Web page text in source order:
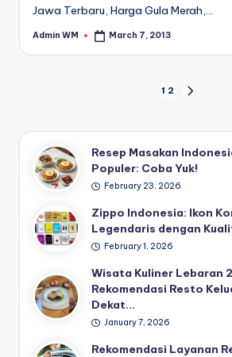
Jawa Terbaru, Harga Gula Merah,…
Posted
Admin WM March 7, 2013
pagination
1 2
Resep Masakan
Populer: Coba Yuk!
February 23, 2026
Zippo Indonesia: Ikon
Legendaris dengan
February 1, 2026
Wisata Kuliner Lebaran
Rekomendasi Resto
Dekat…
January 7, 2026
Rekomendasi Layanan